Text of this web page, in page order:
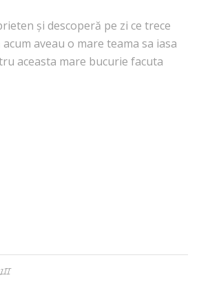
și descoperă pe zi ce trece
aveau o mare teama sa iasa
aceasta mare bucurie facuta